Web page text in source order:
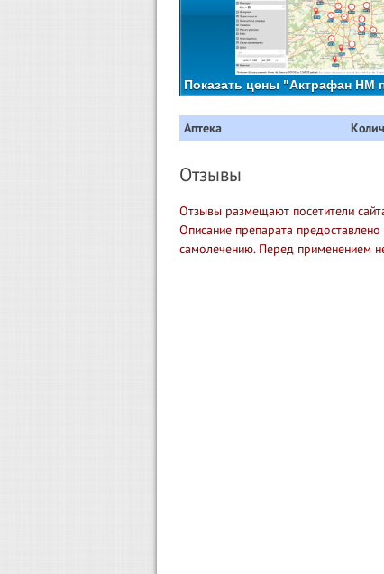
Показать цены "Актрафан HM
Аптека
Отзывы
Отзывы размещают посетители
Описание препарата
самолечению. Перед применением